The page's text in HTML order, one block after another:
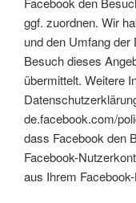
ggf. zuordnen. Wir
und den Umfang
Besuch dieses
übermittelt. Weitere
de.facebook.com/
dass Facebook den
Facebook-
aus Ihrem